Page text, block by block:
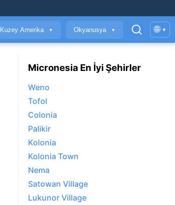
Kuzey Amerika ▼ Okyanusya ▼ 🌐 ▾
Micronesia En İyi Şehirler
Weno
Tofol
Colonia
Palikir
Kolonia
Kolonia Town
Nema
Satowan Village
Lukunor Village